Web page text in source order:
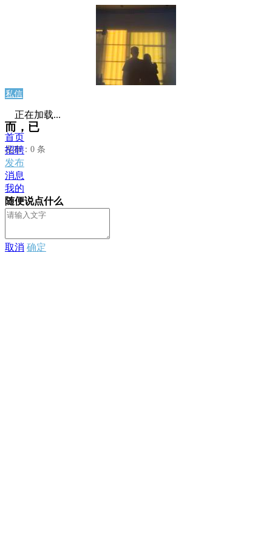
私信
而，已
发布：0 条
正在加载...
首页
招聘
发布
消息
我的
随便说点什么
取消 确定